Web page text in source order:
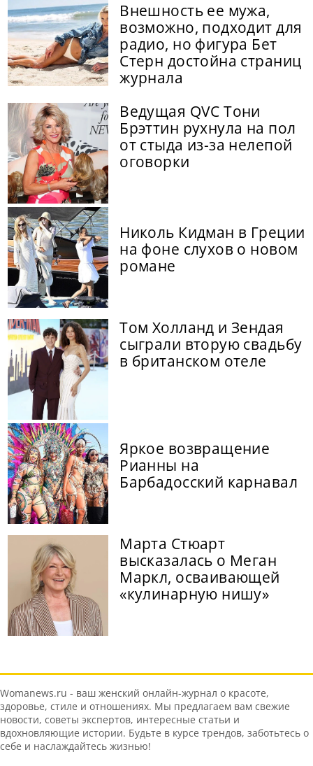
Внешность ее мужа,
возможно, подходит для
радио, но фигура Бет
Стерн достойна страниц
журнала
Ведущая QVC Тони
Брэттин рухнула на пол
от стыда из-за нелепой
оговорки
Николь Кидман в Греции
на фоне слухов о новом
романе
Том Холланд и Зендая
сыграли вторую свадьбу
в британском отеле
Яркое возвращение
Рианны на
Барбадосский карнавал
Марта Стюарт
высказалась о Меган
Маркл, осваивающей
«кулинарную нишу»
Womanews.ru - ваш женский онлайн-журнал о красоте,
здоровье, стиле и отношениях. Мы предлагаем вам свежие
новости, советы экспертов, интересные статьи и
вдохновляющие истории. Будьте в курсе трендов, заботьтесь о
себе и наслаждайтесь жизнью!